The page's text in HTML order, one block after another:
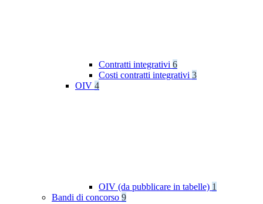
Contratti integrativi 6
Costi contratti integrativi 3
OIV 4
OIV (da pubblicare in tabelle) 1
Bandi di concorso 9